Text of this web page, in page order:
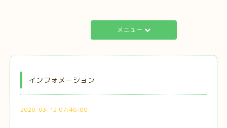
メニュー
インフォメーション
2020-03-12 07:46:00